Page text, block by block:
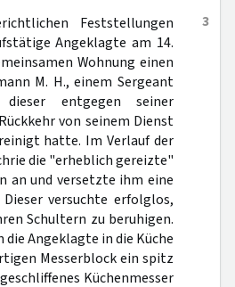
3
Feststellungen
Angeklagte am 14.
Wohnung einen
M. H., einem Sergeant
entgegen seiner
von seinem Dienst
hatte. Im Verlauf der
die "erheblich gereizte"
an und versetzte ihm eine
versuchte erfolglos,
Schultern zu beruhigen.
Angeklagte in die Küche
Messerblock ein spitz
Küchenmesser